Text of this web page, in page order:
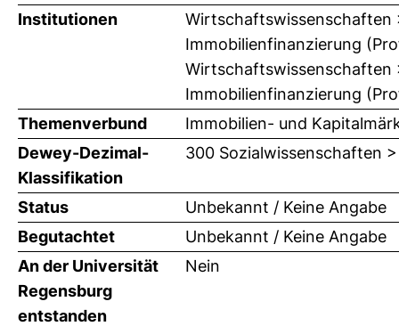
Institutionen
Immobilienfinanzierung
Wirtschaftswissenschaften
Immobilienfinanzierung
Themenverbund
Immobilien- und
Dewey-Dezimal-
Klassifikation
300 Sozialwissenschaften
Status
Unbekannt / Keine Angabe
Begutachtet
Unbekannt / Keine Angabe
An der Universität
Regensburg
entstanden
Nein